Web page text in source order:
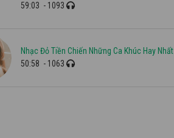
59:03 - 1093
Nhạc Đỏ Tiền Chiến Những Ca Khúc Hay Nhất
50:58 - 1063